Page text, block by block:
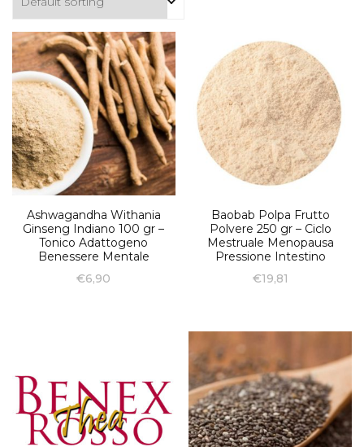
Ashwagandha Withania
Ginseng Indiano 100 gr –
Tonico Adattogeno
Benessere Mentale
€6,90
Baobab Polpa Frutto
Polvere 250 gr – Ciclo
Mestruale Menopausa
Pressione Intestino
€19,81